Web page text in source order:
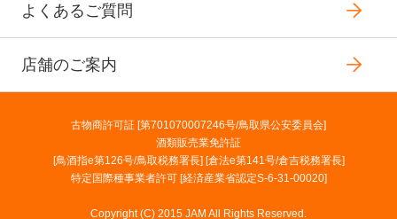
よくあるご質問
店舗のご案内
古物商許可証 [第701070007246号/鳥取県公安委員会]
酒類販売業免許証
[鳥酒指e第126号/鳥取税務署長] [倉法e第141号/倉吉税務署長]
特定国際種事業者許可 [経済産業省認定S-6-31-00020]
Copyright (C) 2015 JAM All Rights Reserved.